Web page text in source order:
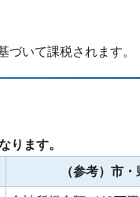
いて課税されます。
ます。
（参考）市